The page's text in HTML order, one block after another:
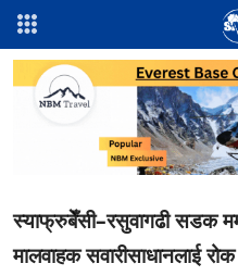
स्याफ्रुबेँसी–रसुवागढी सडक
मालवाहक सवारीसाधानलाई रोक